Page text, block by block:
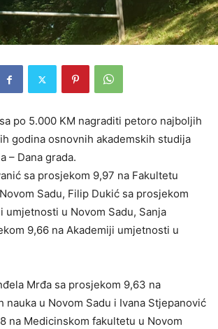
po 5.000 KM nagraditi petoro najboljih
godina osnovnih akademskih studija
– Dana grada.
sa prosjekom 9,97 na Fakultetu
Sadu, Filip Dukić sa prosjekom
umjetnosti u Novom Sadu, Sanja
9,66 na Akademiji umjetnosti u
Mrđa sa prosjekom 9,63 na
nauka u Novom Sadu i Ivana Stjepanović
na Medicinskom fakultetu u Novom